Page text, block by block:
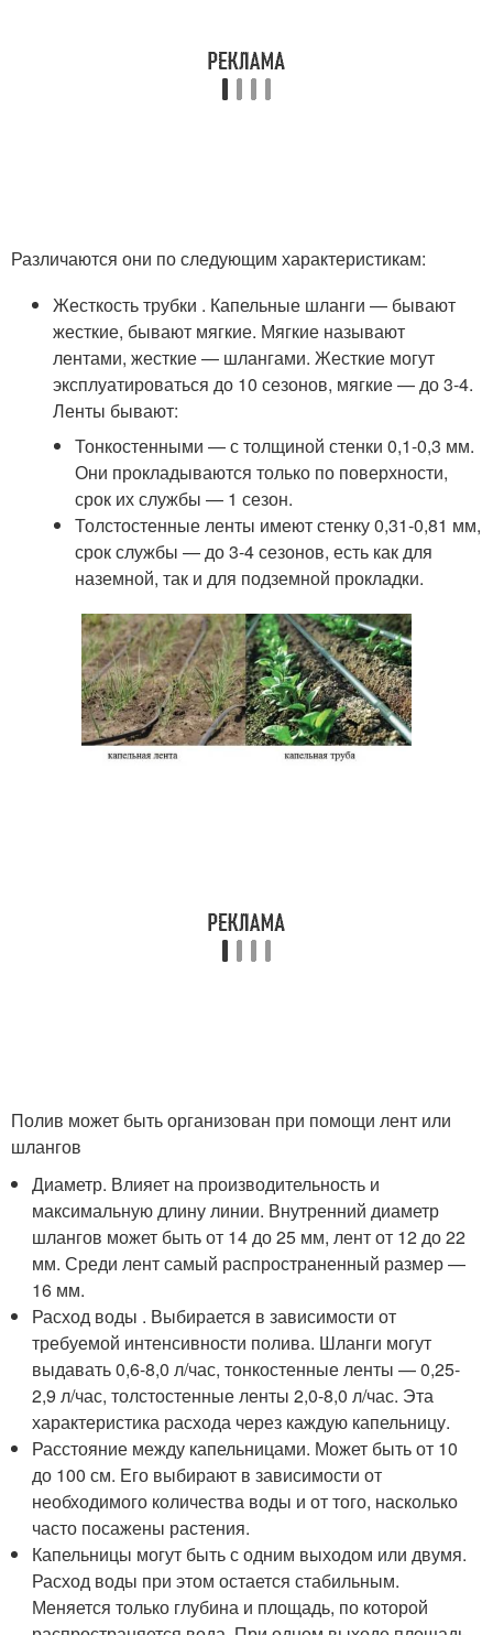
Различаются они по следующим характеристикам:
Жесткость трубки . Капельные шланги — бывают
жесткие, бывают мягкие. Мягкие называют
лентами, жесткие — шлангами. Жесткие могут
эксплуатироваться до 10 сезонов, мягкие — до 3-4.
Ленты бывают:
Тонкостенными — с толщиной стенки 0,1-0,3 мм.
Они прокладываются только по поверхности,
срок их службы — 1 сезон.
Толстостенные ленты имеют стенку 0,31-0,81 мм,
срок службы — до 3-4 сезонов, есть как для
наземной, так и для подземной прокладки.
Полив может быть организован при помощи лент или
шлангов
Диаметр. Влияет на производительность и
максимальную длину линии. Внутренний диаметр
шлангов может быть от 14 до 25 мм, лент от 12 до 22
мм. Среди лент самый распространенный размер —
16 мм.
Расход воды . Выбирается в зависимости от
требуемой интенсивности полива. Шланги могут
выдавать 0,6-8,0 л/час, тонкостенные ленты — 0,25-
2,9 л/час, толстостенные ленты 2,0-8,0 л/час. Эта
характеристика расхода через каждую капельницу.
Расстояние между капельницами. Может быть от 10
до 100 см. Его выбирают в зависимости от
необходимого количества воды и от того, насколько
часто посажены растения.
Капельницы могут быть с одним выходом или двумя.
Расход воды при этом остается стабильным.
Меняется только глубина и площадь, по которой